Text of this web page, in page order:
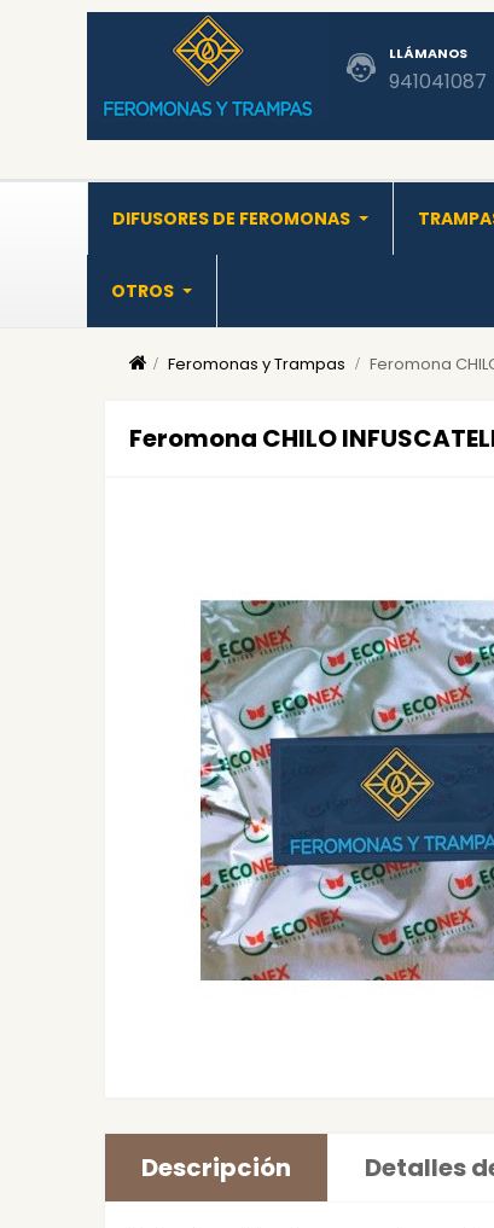
LLÁMANOS
941041087
DIFUSORES DE FEROMONAS
OTROS
Feromonas y Trampas Feromona
Feromona CHILO
Descripción Detalles